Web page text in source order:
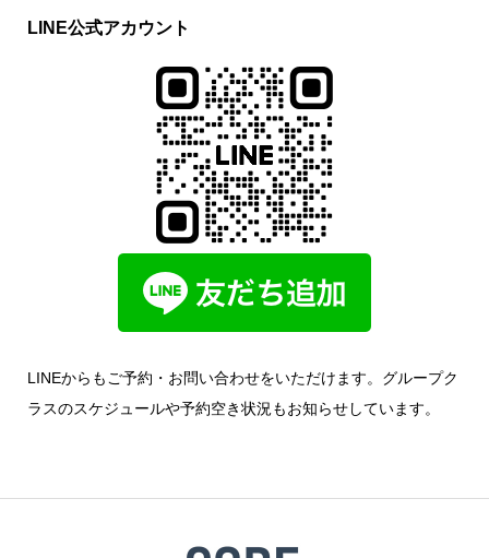
LINE公式アカウント
LINEからもご予約・お問い合わせをいただけます。グループク
ラスのスケジュールや予約空き状況もお知らせしています。